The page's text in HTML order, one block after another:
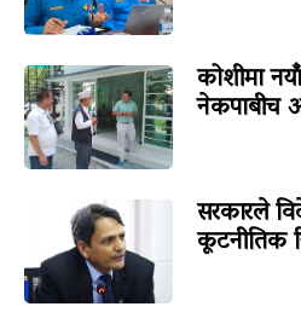
कोशीमा
नेकपाबीच
सरकारले
कूटनीतिक